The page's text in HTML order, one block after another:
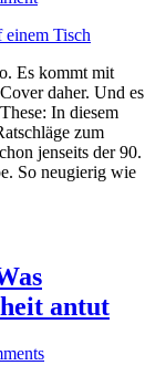
Es kommt mit
daher. Und es
In diesem
zum
jenseits der 90.
So neugierig wie
antut